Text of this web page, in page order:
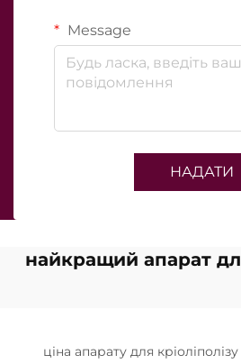
Message
НАДАТИ
найкращий апарат
ціна апарату для кріоліполізу